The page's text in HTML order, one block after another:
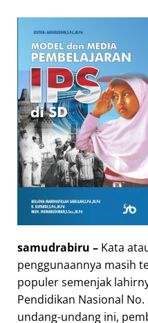
samudrabiru – Kata
penggunaannya masih
populer semenjak
Pendidikan Nasional
undang-undang ini,